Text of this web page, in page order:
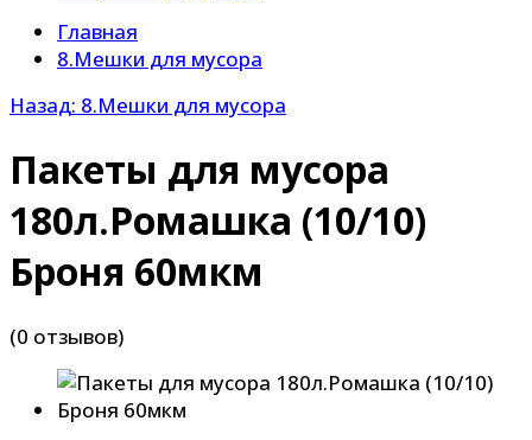
Главная
8.Мешки для мусора
Назад: 8.Мешки для мусора
Пакеты для мусора
180л.Ромашка (10/10)
Броня 60мкм
(0 отзывов)